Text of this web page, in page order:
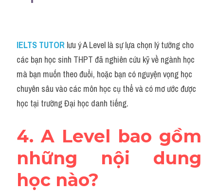
IELTS TUTOR lưu ý A Level là sự lựa chọn lý tưởng cho
các bạn học sinh THPT đã nghiên cứu kỹ về ngành học
mà bạn muốn theo đuổi, hoặc bạn có nguyện vọng học
chuyên sâu vào các môn học cụ thể và có mơ ước được
học tại trường Đại học danh tiếng.
4. A Level bao gồm
những nội dung
học nào?